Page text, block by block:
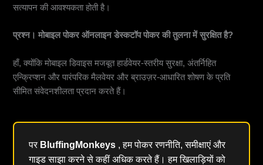
सत्यापन की आवश्यकता होती है।
प्रश्‍न। मोबाइल पोकर ऑनलाइन डेस्कटॉप पोकर की तुलना में सुरक्षित है?
हाँ, क्योंकि मोबाइल डिवाइस मजबूत हार्डवेयर-स्तरीय सुरक्षा, अंतर्निहित
एन्क्रिप्शन और पारंपरिक मैलवेयर और ब्राउज़र-आधारित शोषण के प्रति
सीमित संवेदनशीलता प्रदान करते हैं।
पर BluffingMonkeys , हम पोकर रणनीति, समीक्षाएं और
गाइड साझा करने से कहीं अधिक करते हैं। हम खिलाड़ियों को